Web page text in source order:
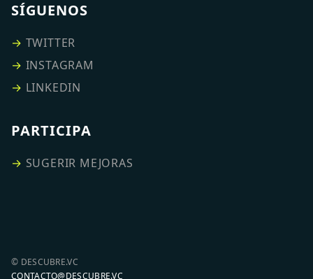
SÍGUENOS
→ TWITTER
→ INSTAGRAM
→ LINKEDIN
PARTICIPA
→ SUGERIR MEJORAS
© DESCUBRE.VC
CONTACTO@DESCUBRE.VC